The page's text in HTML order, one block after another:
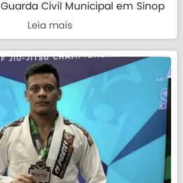
Civil Municipal em Sinop
Leia mais